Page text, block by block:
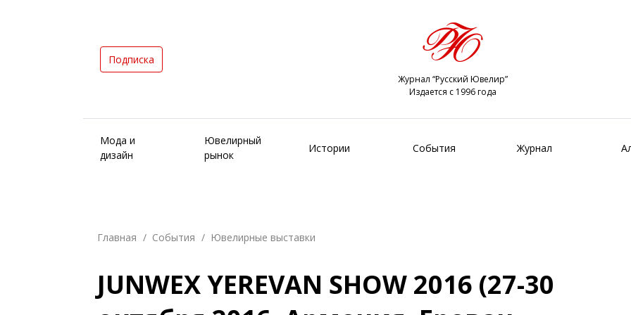
Подписка
Журнал “Русский Ювелир”
Издается с 1996 года
Мода и
дизайн
Ювелирный
рынок
Истории События Журнал
Главная События Ювелирные выставки
JUNWEX YEREVAN SHOW 2016 (27-30